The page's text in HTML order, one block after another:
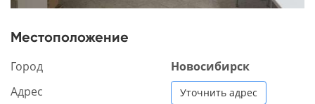
Местоположение
Город
Новосибирск
Адрес
Уточнить адрес